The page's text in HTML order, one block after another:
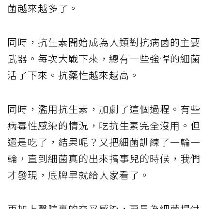
菌越來越多了。
同時，抗生素開始成為人類對抗病菌的主要
武器。每次大戰下來，總有一些強悍的細菌
活了下來。抗藥性越來越高。
同時，濫用抗生素，加劇了這個過程。有些
病毒性感染的情況，吃抗生素完全沒用。但
還是吃了，結果呢？又把細菌訓練了一輪一
輪，直到細菌真的出來搞事兒的時候，我們
才發現，底牌早就給人家看了。